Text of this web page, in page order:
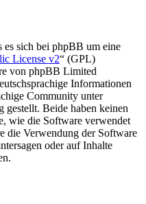
es sich bei phpBB um eine
License v2“ (GPL)
von phpBB Limited
Informationen
Community unter
Beide haben keinen
wie die Software verwendet
die Verwendung der Software
oder auf Inhalte